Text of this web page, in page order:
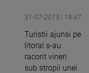
31-07-2015 | 19:47
Turistii ajunsi pe
litoral s-au
racorit vineri
sub stropii unei